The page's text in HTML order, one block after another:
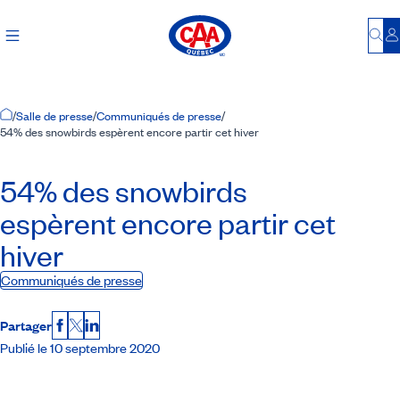
Accueil
/Salle de presse/Communiqués de presse/
54% des snowbirds espèrent encore partir cet hiver
54% des snowbirds
espèrent encore partir cet
hiver
Communiqués de presse
Partager Facebook
X LinkedIn
Publié le 10 septembre 2020